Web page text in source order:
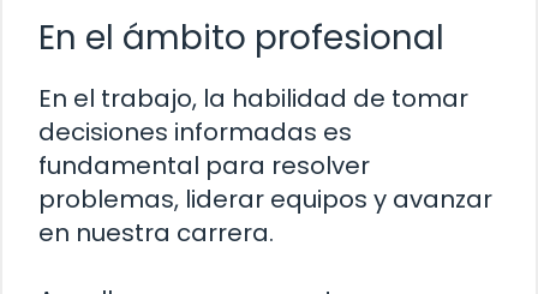
En el ámbito profesional
En el trabajo, la habilidad de tomar
decisiones informadas es
fundamental para resolver
problemas, liderar equipos y avanzar
en nuestra carrera.